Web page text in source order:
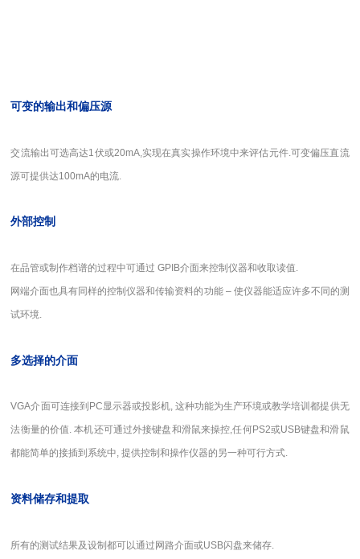
可变的输出和偏压源
交流输出可选高达1伏或20mA,实现在真实操作环境中来评估元件.可变偏压直流
源可提供达100mA的电流.
外部控制
在品管或制作档谱的过程中可通过 GPIB介面来控制仪器和收取读值.
网端介面也具有同样的控制仪器和传输资料的功能 – 使仪器能适应许多不同的测
试环境.
多选择的介面
VGA介面可连接到PC显示器或投影机, 这种功能为生产环境或教学培训都提供无
法衡量的价值. 本机还可通过外接键盘和滑鼠来操控,任何PS2或USB键盘和滑鼠
都能简单的接插到系统中, 提供控制和操作仪器的另一种可行方式.
资料储存和提取
所有的测试结果及设制都可以通过网路介面或USB闪盘来储存.